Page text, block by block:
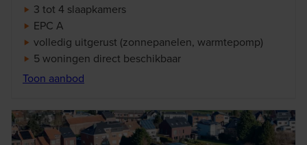
3 tot 4 slaapkamers
EPC A
volledig uitgerust (zonnepanelen, warmtepomp)
5 woningen direct beschikbaar
Toon aanbod